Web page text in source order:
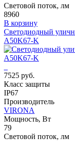
Световой поток, лм
8960
В корзину
Светодиодный
A50K67-K
7525 руб.
Класс защиты
IP67
Производитель
VIRONA
Мощность, Вт
79
Световой поток, лм